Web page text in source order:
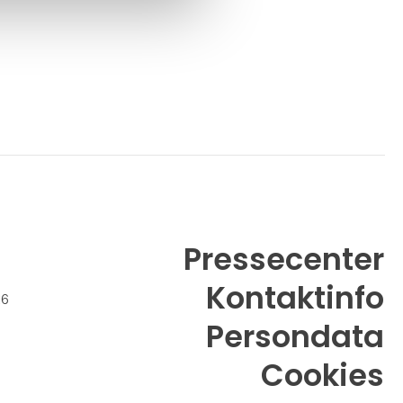
Pressecenter
Kontaktinfo
Persondata
Cookies